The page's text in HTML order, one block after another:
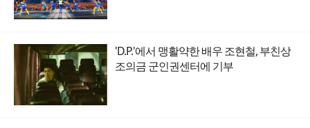
'D.P.'에서 맹활약한 배우 조현철, 부친상
조의금 군인권센터에 기부